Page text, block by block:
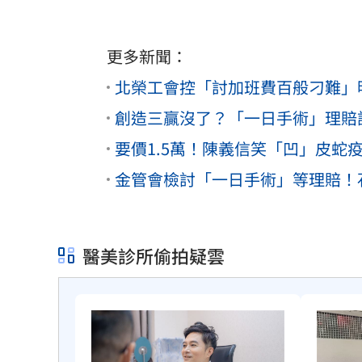
更多新聞：
北榮工會控「討加班費百般刁難
創造三贏沒了？「一日手術」理
要價1.5萬！陳義信笑「凹」皮蛇
金管會檢討「一日手術」等理賠
醫美診所偷拍疑雲